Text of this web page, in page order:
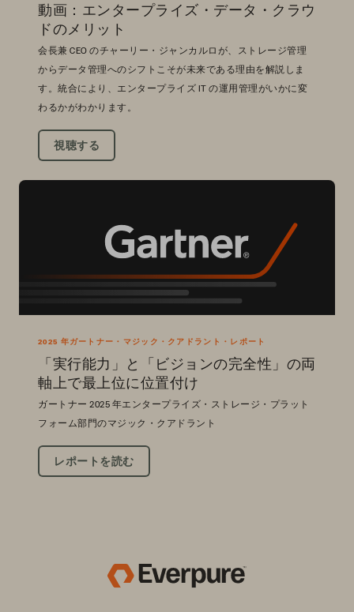
動画：エンタープライズ・データ・クラウ
ドのメリット
会長兼 CEO のチャーリー・ジャンカルロが、ストレージ管理
からデータ管理へのシフトこそが未来である理由を解説しま
す。統合により、エンタープライズ IT の運用管理がいかに変
わるかがわかります。
視聴する
2025 年ガートナー・マジック・クアドラント・レポート
「実行能力」と「ビジョンの完全性」の両
軸上で最上位に位置付け
ガートナー 2025 年エンタープライズ・ストレージ・プラット
フォーム部門のマジック・クアドラント
レポートを読む